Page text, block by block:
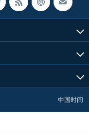
中国时间